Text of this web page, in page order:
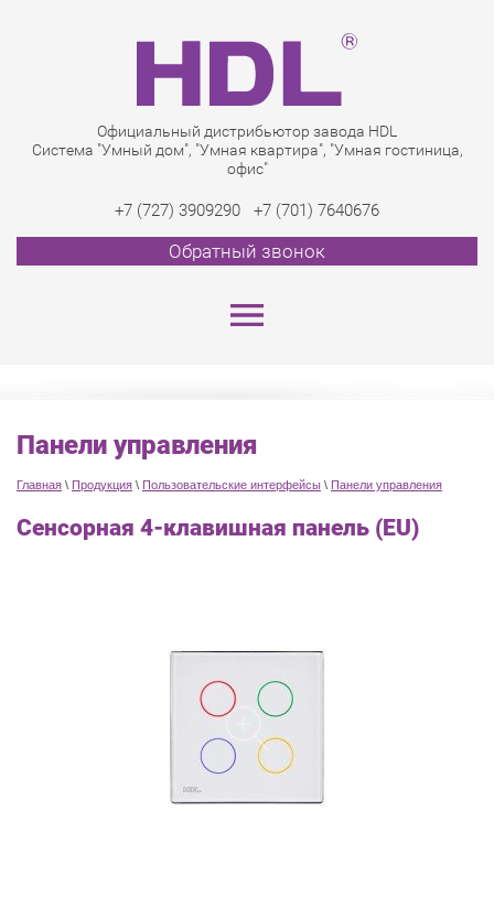
Официальный дистрибьютор завода HDL
Система "Умный дом", "Умная квартира", "Умная гостиница,
офис"
+7 (727) 3909290 +7 (701) 7640676
Обратный звонок
Панели управления
Главная \ Продукция \ Пользовательские интерфейсы \ Панели управления
Сенсорная 4-клавишная панель (EU)